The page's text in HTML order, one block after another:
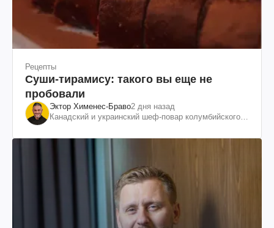
Рецепты
Суши-тирамису: такого вы еще не
пробовали
Эктор Хименес-Браво2 дня назад
Канадский и украинский шеф-повар колумбийского